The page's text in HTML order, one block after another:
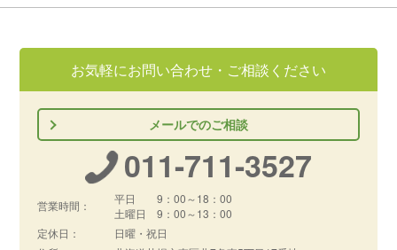
お気軽にお問い合わせ・ご相談ください
メールでのご相談
011-711-3527
営業時間：
平日 9：00～18：00
土曜日 9：00～13：00
定休日：
日曜・祝日